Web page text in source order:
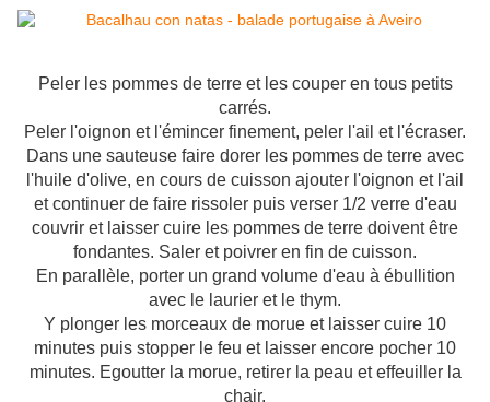
Peler les pommes de terre et les couper en tous petits
carrés.
Peler l'oignon et l'émincer finement, peler l'ail et l'écraser.
Dans une sauteuse faire dorer les pommes de terre avec
l'huile d'olive, en cours de cuisson ajouter l'oignon et l'ail
et continuer de faire rissoler puis verser 1/2 verre d'eau
couvrir et laisser cuire les pommes de terre doivent être
fondantes. Saler et poivrer en fin de cuisson.
En parallèle, porter un grand volume d'eau à ébullition
avec le laurier et le thym.
Y plonger les morceaux de morue et laisser cuire 10
minutes puis stopper le feu et laisser encore pocher 10
minutes. Egoutter la morue, retirer la peau et effeuiller la
chair.